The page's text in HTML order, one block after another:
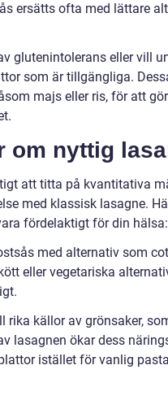
ersätts ofta med lättare
glutenintolerans eller vill
som är tillgängliga.
majs eller ris, för att
om nyttig
att titta på kvantitativa
med klassisk lasagne.
fördelaktigt för din hälsa:
med alternativ som
eller vegetariska
rika källor av grönsaker,
lasagnen ökar dess
istället för vanlig